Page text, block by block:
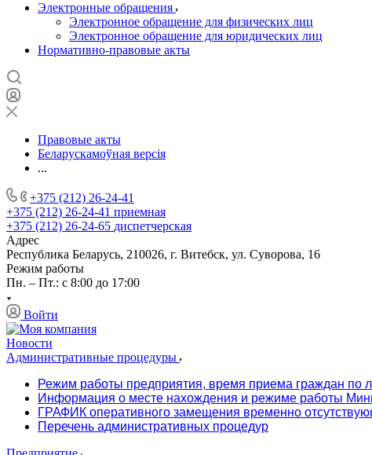
Электронные обращения
Электронное обращение для физических лиц
Электронное обращение для юридических лиц
Нормативно-правовые акты
Правовые акты
Беларускамоўная версія
...
+375 (212) 26-24-41
+375 (212) 26-24-41 приемная
+375 (212) 26-24-65 диспетчерская
Адрес
Республика Беларусь, 210026, г. Витебск, ул. Суворова, 16
Режим работы
Пн. – Пт.: с 8:00 до 17:00
Войти
Новости
Административные процедуры
Режим работы предприятия, время приема граждан по
Информация о месте нахождения и режиме работы
ГРАФИК оперативного замещения временно
Перечень административных процедур